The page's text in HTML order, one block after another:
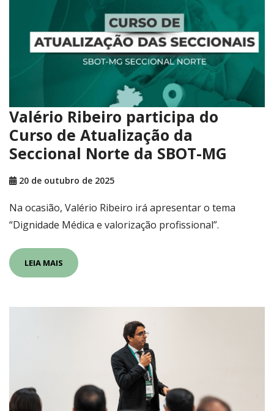
Valério Ribeiro participa do
Curso de Atualização da
Seccional Norte da SBOT-MG
20 de outubro de 2025
Na ocasião, Valério Ribeiro irá apresentar o tema
“Dignidade Médica e valorização profissional”.
LEIA MAIS